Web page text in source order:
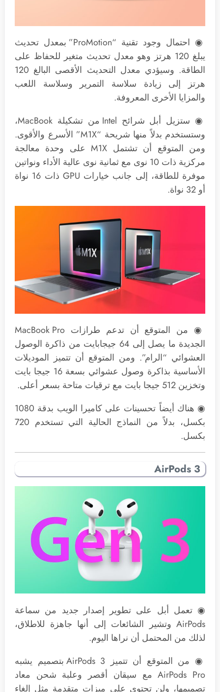
◉ احتمال وجود تقنية “ProMotion” بمعدل تحديث
يبلغ 120 هرتز وهو معدل تحديث متغير للحفاظ على
الطاقة. وسيؤدي معدل التحديث الأقصى البالغ 120
هرتز إلى زيادة سلاسة التمرير وسلاسة اللعب
والمزايا الأخرى المعروفة.
◉ ستزيل أبل شرائح Intel من تشكيلة MacBook،
وستستخدم بدلاً منها شريحة “M1X” الأسرع والأقوى.
ومن المتوقع أن تشتمل M1X على وحدة معالجة
مركزية ذات 10 نوى مع ثمانية نوى عالية الأداء ونواتين
موفرة للطاقة، إلى جانب خيارات GPU ذات 16 نواة
أو 32 نواة.
◉ من المتوقع أن تدعم طرازات MacBook Pro
الجديدة ما يصل إلى 64 جيجابايت من ذاكرة الوصول
العشوائي “الرام”. ومن المتوقع أن تتميز الموديلات
الأساسية بذاكرة وصول عشوائي بسعة 16 جيجا بايت
وتخزين 512 جيجا بايت مع ترقيات متاحة بسعر أعلى.
◉ هناك أيضاً تحسينات على كاميرا الويب بدقة 1080
بكسل، بدلاً من النماذج الحالية التي تستخدم 720
بكسل.
AirPods 3
◉ تعمل أبل على تطوير إصدار جديد من سماعة
AirPods وتشير الشائعات إلى أنها جاهزة للاطلاق،
لذلك من المحتمل أن نراها اليوم.
◉ من المتوقع أن تتميز AirPods‌‌ 3 بتصميم يشبه
AirPods Pro مع سيقان أقصر وعلبة شحن معاد
تصميمها، ولن تحتوي على ميزات متقدمة مثل إلغاء